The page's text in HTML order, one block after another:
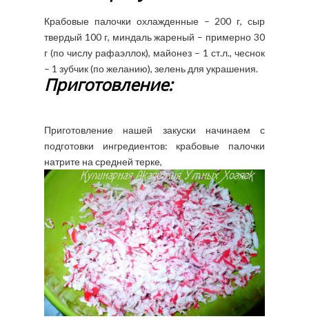
Крабовые палочки охлажденные – 200 г, сыр
твердый 100 г, миндаль жареный – примерно 30
г (по числу рафаэллок), майонез – 1 ст.л., чеснок
– 1 зубчик (по желанию), зелень для украшения.
Приготовление:
Приготовление нашей закуски начинаем с
подготовки ингредиентов: крабовые палочки
натрите на средней терке,